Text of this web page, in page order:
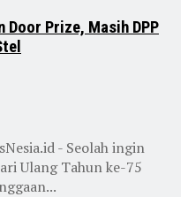
Door Prize, Masih DPP
- Seolah ingin
Ulang Tahun ke-75